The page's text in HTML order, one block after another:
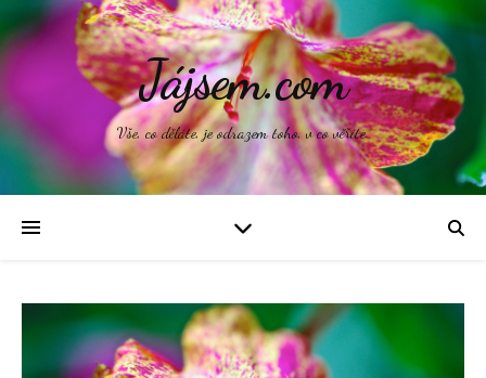
Jájsem.com
Vše, co děláte, je odrazem toho, v co věříte.